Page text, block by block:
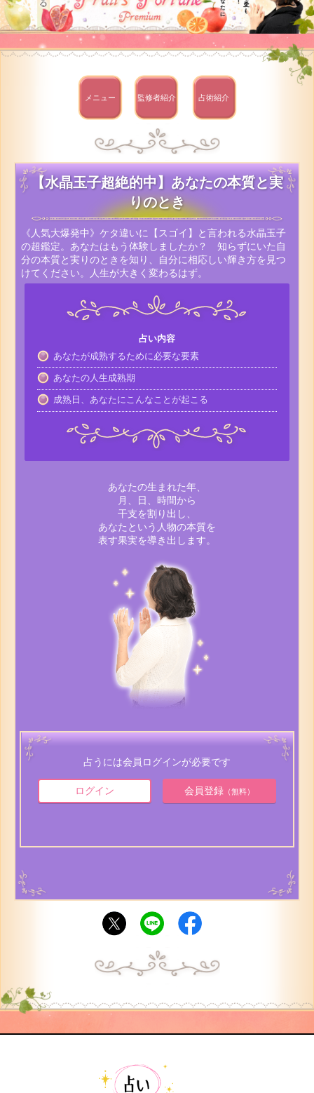
メニュー 監修者紹介 占術紹介
【水晶玉子超絶的中】あなたの本質と実
りのとき
《人気大爆発中》ケタ違いに【スゴイ】と言われる水晶玉子
の超鑑定。あなたはもう体験しましたか？ 知らずにいた自
分の本質と実りのときを知り、自分に相応しい輝き方を見つ
けてください。人生が大きく変わるはず。
占い内容
あなたが成熟するために必要な要素
あなたの人生成熟期
成熟日、あなたにこんなことが起こる
あなたの生まれた年、
月、日、時間から
干支を割り出し、
あなたという人物の本質を
表す果実を導き出します。
占うには会員ログインが必要です
ログイン 会員登録（無料）